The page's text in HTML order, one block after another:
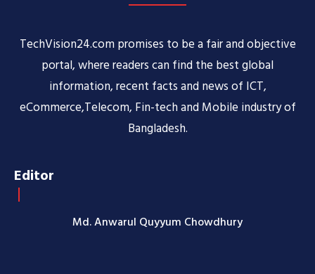
TechVision24.com promises to be a fair and objective
portal, where readers can find the best global
information, recent facts and news of ICT,
eCommerce,Telecom, Fin-tech and Mobile industry of
Bangladesh.
Editor
Md. Anwarul Quyyum Chowdhury